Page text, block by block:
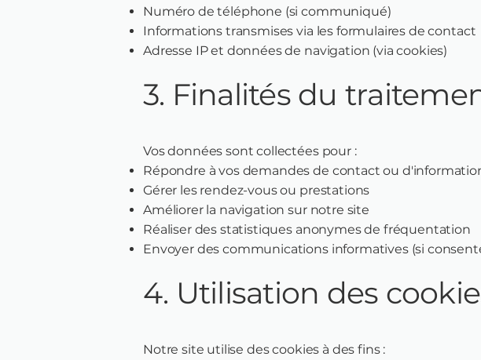
Numéro de téléphone (si communiqué)
Informations transmises via les formulaires de contact
Adresse IP et données de navigation (via cookies)
3. Finalités du
Vos données sont collectées pour :
Répondre à vos demandes de contact ou
Gérer les rendez-vous ou prestations
Améliorer la navigation sur notre site
Réaliser des statistiques anonymes de fréquentation
Envoyer des communications informatives (si
4. Utilisation des
Notre site utilise des cookies à des fins :